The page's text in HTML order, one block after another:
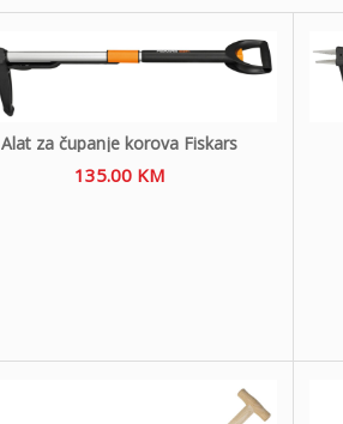
Alat za čupanje korova Fiskars
135.00 KM